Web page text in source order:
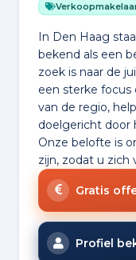
In Den Haag
bekend als een
zoek is naar de
een sterke focus
van de regio,
doelgericht door
Onze belofte is
zijn, zodat u zich
Gratis
Profiel